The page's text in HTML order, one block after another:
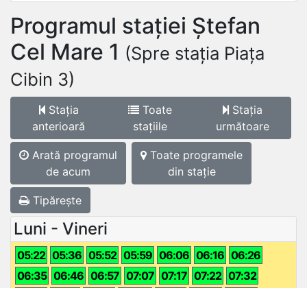
Programul stației Ștefan
Cel Mare 1 (Spre stația Piața
Cibin 3)
Stația
anterioară
Toate
stațiile
Stația
următoare
Arată programul
de acum
Toate programele
din stație
Tipărește
Luni - Vineri
05:22 05:36 05:52 05:59 06:06 06:16 06:26
06:35 06:46 06:57 07:07 07:17 07:22 07:32